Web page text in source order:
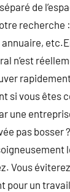
de
recherche
n’est
si vous êtes
une
pas bosser
Vous
pour un